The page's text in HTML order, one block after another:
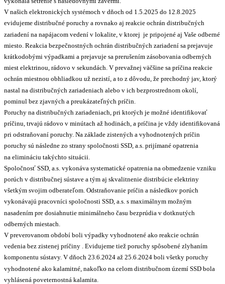
V našich elektronických systémoch v dňoch od 1.5.2025 do 12.8.2025
evidujeme distribučné poruchy a rovnako aj reakcie ochrán distribučných
zariadení na napájacom vedení v lokalite, v ktorej je pripojené aj Vaše odberné
miesto. Reakcia bezpečnostných ochrán distribučných zariadení sa prejavuje
krátkodobými výpadkami a prejavuje sa prerušením zásobovania odberných
miest elektrinou, rádovo v sekundách. V prevažnej väčšine sa príčina reakcie
ochrán miestnou obhliadkou už nezistí, a to z dôvodu, že prechodný jav, ktorý
nastal na distribučných zariadeniach alebo v ich bezprostrednom okolí,
pominul bez zjavných a preukázateľných príčin.
Poruchy na distribučných zariadeniach, pri ktorých je možné identifikovať
príčinu, trvajú rádovo v minútach až hodinách, a príčina je vždy identifikovaná
pri odstraňovaní poruchy. Na základe zistených a vyhodnotených príčin
poruchy sú následne zo strany spoločnosti SSD, a.s. prijímané opatrenia
na elimináciu takýchto situácii.
Spoločnosť SSD, a.s. vykonáva systematické opatrenia na obmedzenie vzniku
porúch v distribučnej sústave a tým aj skvalitnenie distribúcie elektriny
všetkým svojim odberateľom. Odstraňovanie príčin a následkov porúch
vykonávajú pracovníci spoločnosti SSD, a.s. s maximálnym možným
nasadením pre dosiahnutie minimálneho času bezprúdia v dotknutých
odberných miestach.
V preverovanom období boli výpadky vyhodnotené ako reakcie ochrán
vedenia bez zistenej príčiny . Evidujeme tiež poruchy spôsobené zlyhaním
komponentu sústavy. V dňoch 23.6.2024 až 25.6.2024 boli všetky poruchy
vyhodnotené ako kalamitné, nakoľko na celom distribučnom území SSD bola
vyhlásená poveternostná kalamita.